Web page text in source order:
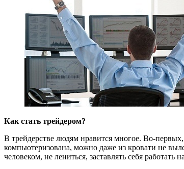
Как стать трейдером?
В трейдерстве людям нравится многое. Во-
компьютеризована, можно даже из кровати не
человеком, не лениться, заставлять себя